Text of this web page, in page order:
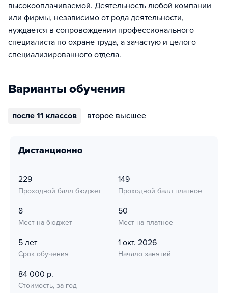
высокооплачиваемой. Деятельность любой компании
или фирмы, независимо от рода деятельности,
нуждается в сопровождении профессионального
специалиста по охране труда, а зачастую и целого
специализированного отдела.
Варианты обучения
после 11 классов второе высшее
дистанционно
229
Проходной балл бюджет
149
Проходной балл платное
8
Мест на бюджет
50
Мест на платное
5 лет
Срок обучения
1 окт. 2026
Начало занятий
84 000 р.
Стоимость, за год